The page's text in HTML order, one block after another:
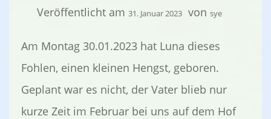
Veröffentlicht am 31. Januar 2023 von sye
Am Montag 30.01.2023 hat Luna dieses
Fohlen, einen kleinen Hengst, geboren.
Geplant war es nicht, der Vater blieb nur
kurze Zeit im Februar bei uns auf dem Hof